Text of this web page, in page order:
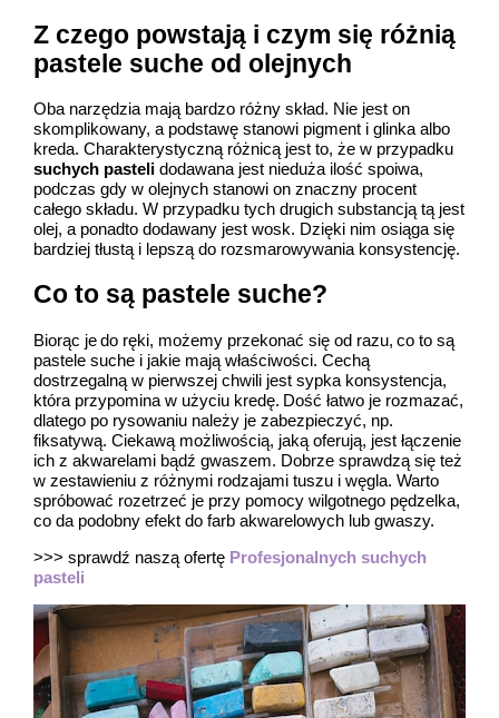
Z czego powstają i czym się różnią
pastele suche od olejnych
Oba narzędzia mają bardzo różny skład. Nie jest on
skomplikowany, a podstawę stanowi pigment i glinka albo
kreda. Charakterystyczną różnicą jest to, że w przypadku
suchych pasteli dodawana jest nieduża ilość spoiwa,
podczas gdy w olejnych stanowi on znaczny procent
całego składu. W przypadku tych drugich substancją tą jest
olej, a ponadto dodawany jest wosk. Dzięki nim osiąga się
bardziej tłustą i lepszą do rozsmarowywania konsystencję.
Co to są pastele suche?
Biorąc je do ręki, możemy przekonać się od razu, co to są
pastele suche i jakie mają właściwości. Cechą
dostrzegalną w pierwszej chwili jest sypka konsystencja,
która przypomina w użyciu kredę. Dość łatwo je rozmazać,
dlatego po rysowaniu należy je zabezpieczyć, np.
fiksatywą. Ciekawą możliwością, jaką oferują, jest łączenie
ich z akwarelami bądź gwaszem. Dobrze sprawdzą się też
w zestawieniu z różnymi rodzajami tuszu i węgla. Warto
spróbować rozetrzeć je przy pomocy wilgotnego pędzelka,
co da podobny efekt do farb akwarelowych lub gwaszy.
>>> sprawdź naszą ofertę Profesjonalnych suchych
pasteli